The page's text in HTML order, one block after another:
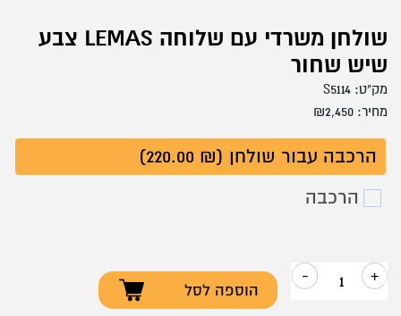
שולחן משרדי עם שלוחה LEMAS צבע
שיש שחור
מחיר: ₪2,450
הרכבה עבור שולחן (₪ 220.00)
הרכבה
+
כמות
-
הוספה לסל
מק"ט: S5114